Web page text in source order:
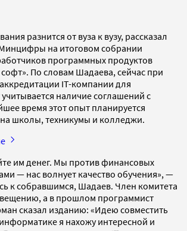
разнится от вуза к вузу, рассказал
на итоговом собрании
программных продуктов
По словам Шадаева, сейчас при
IT-компании для
наличие соглашений с
время этот опыт планируется
школы, техникумы и колледжи.
им денег. Мы против финансовых
— нас волнует качество обучения», —
к собравшимся, Шадаев. Член комитета
а в прошлом программист
сказал изданию: «Идею совместить
я нахожу интересной и